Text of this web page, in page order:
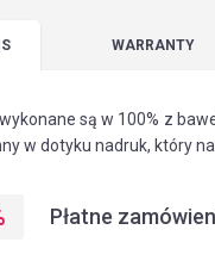
WARRANTY
są w 100% z
w dotyku nadruk, który
Płatne